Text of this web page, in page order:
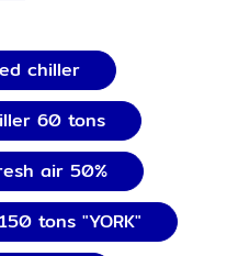
chiller
60 tons
air 50%
tons "YORK"